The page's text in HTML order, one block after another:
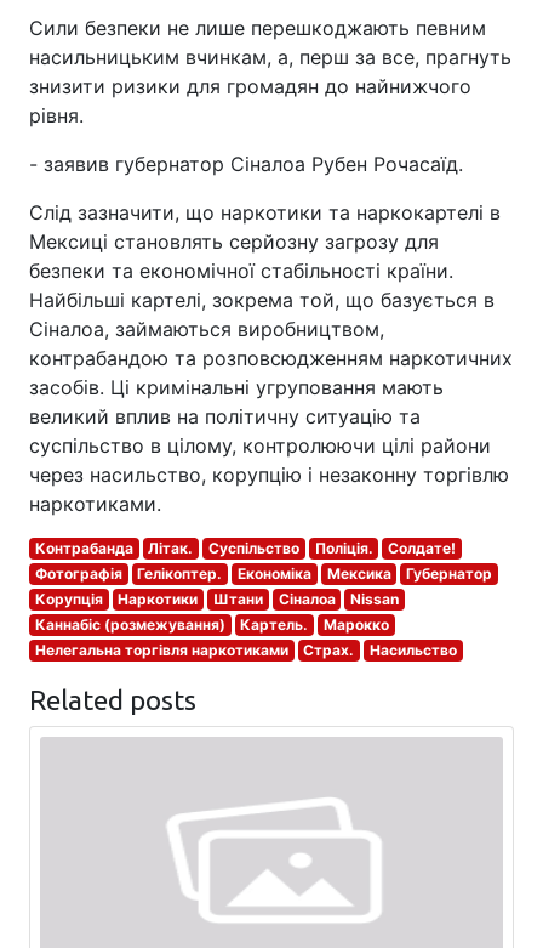
Сили безпеки не лише перешкоджають певним
насильницьким вчинкам, а, перш за все, прагнуть
знизити ризики для громадян до найнижчого
рівня.
- заявив губернатор Сіналоа Рубен Рочасаїд.
Слід зазначити, що наркотики та наркокартелі в
Мексиці становлять серйозну загрозу для
безпеки та економічної стабільності країни.
Найбільші картелі, зокрема той, що базується в
Сіналоа, займаються виробництвом,
контрабандою та розповсюдженням наркотичних
засобів. Ці кримінальні угруповання мають
великий вплив на політичну ситуацію та
суспільство в цілому, контролюючи цілі райони
через насильство, корупцію і незаконну торгівлю
наркотиками.
Контрабанда Літак. Суспільство Поліція.
Солдате!
Фотографія
Гелікоптер. Економіка Мексика
Губернатор
Корупція
Наркотики Штани Сіналоа
Nissan
Каннабіс (розмежування)
Картель.
Марокко
Нелегальна торгівля наркотиками
Страх. Насильство
Related posts